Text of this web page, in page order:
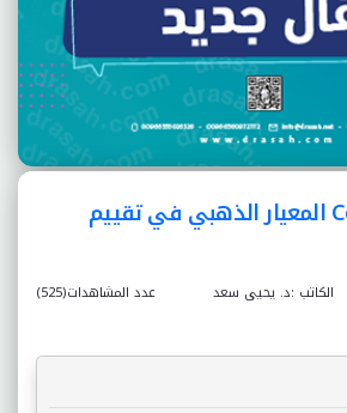
منهجية Cochrane المعيار الذهبي في تقييم
عدد المشاهدات(525) الكاتب :د. يحيى سعد